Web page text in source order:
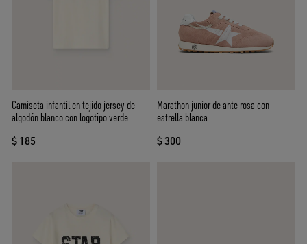
Camiseta infantil en tejido jersey de
algodón blanco con logotipo verde
$ 185
Marathon junior de ante rosa con
estrella blanca
$ 300